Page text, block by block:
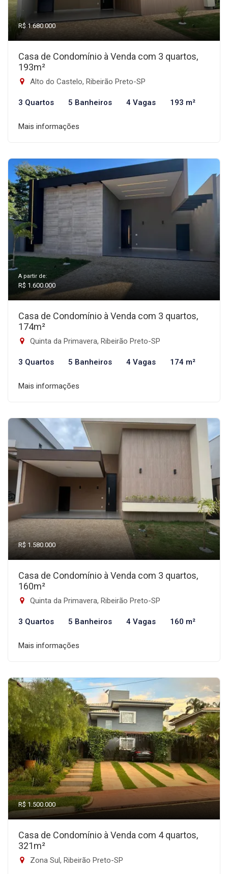
R$ 1.680.000
Casa de Condomínio à Venda com 3 quartos,
193m²
Alto do Castelo, Ribeirão Preto-SP
3 Quartos 5 Banheiros 4 Vagas 193 m²
Mais informações
A partir de:
R$ 1.600.000
Casa de Condomínio à Venda com 3 quartos,
174m²
Quinta da Primavera, Ribeirão Preto-SP
3 Quartos 5 Banheiros 4 Vagas 174 m²
Mais informações
R$ 1.580.000
Casa de Condomínio à Venda com 3 quartos,
160m²
Quinta da Primavera, Ribeirão Preto-SP
3 Quartos 5 Banheiros 4 Vagas 160 m²
Mais informações
R$ 1.500.000
Casa de Condomínio à Venda com 4 quartos,
321m²
Zona Sul, Ribeirão Preto-SP